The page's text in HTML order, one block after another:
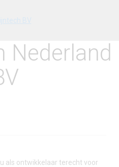
Nederland
als ontwikkelaar terecht voor